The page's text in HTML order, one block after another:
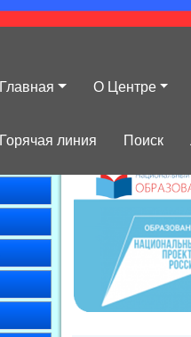
Главная О Центре
Горячая линия Поиск